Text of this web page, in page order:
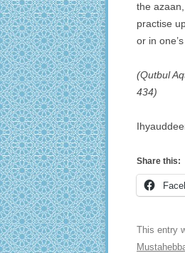
the
practise
or in
(Qutbul
434)
Share this:
This entry